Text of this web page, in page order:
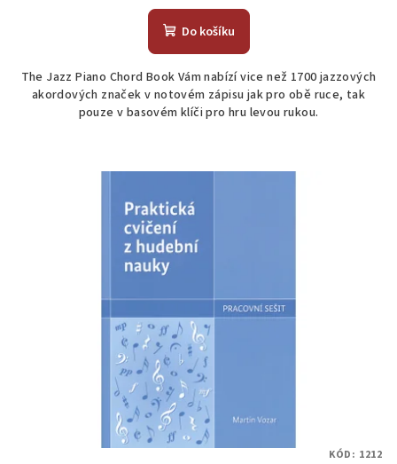
Do košíku
The Jazz Piano Chord Book Vám nabízí vice než 1700 jazzových
akordových značek v notovém zápisu jak pro obě ruce, tak
pouze v basovém klíči pro hru levou rukou.
KÓD: 1212